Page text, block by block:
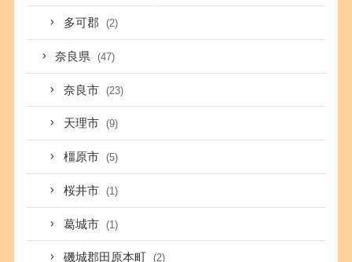
多可郡 (2)
奈良県 (47)
奈良市 (23)
天理市 (9)
橿原市 (5)
桜井市 (1)
葛城市 (1)
磯城郡田原本町 (2)